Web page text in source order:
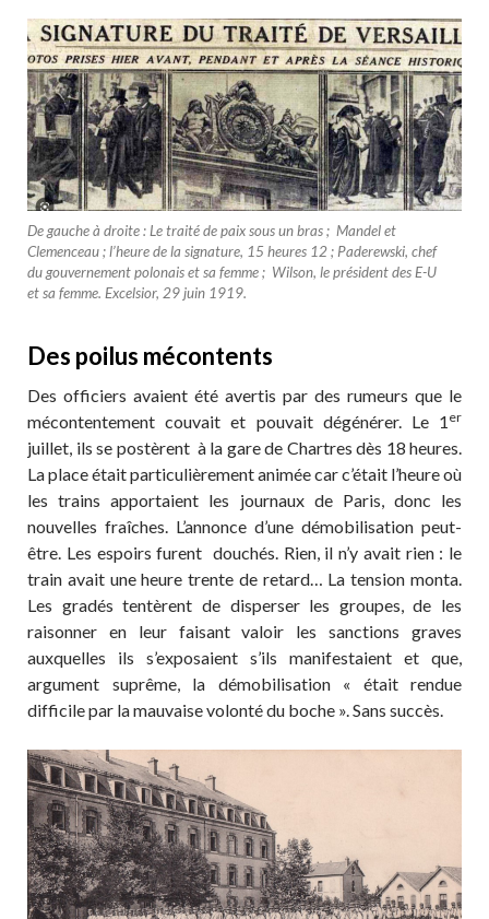
De gauche à droite : Le traité de paix sous un bras ; Mandel et
Clemenceau ; l’heure de la signature, 15 heures 12 ; Paderewski, chef
du gouvernement polonais et sa femme ; Wilson, le président des E-U
et sa femme. Excelsior, 29 juin 1919.
Des poilus mécontents
Des officiers avaient été avertis par des rumeurs que le
mécontentement couvait et pouvait dégénérer. Le 1 er
juillet, ils se postèrent à la gare de Chartres dès 18 heures.
La place était particulièrement animée car c’était l’heure où
les trains apportaient les journaux de Paris, donc les
nouvelles fraîches. L’annonce d’une démobilisation peut-
être. Les espoirs furent douchés. Rien, il n’y avait rien : le
train avait une heure trente de retard… La tension monta.
Les gradés tentèrent de disperser les groupes, de les
raisonner en leur faisant valoir les sanctions graves
auxquelles ils s’exposaient s’ils manifestaient et que,
argument suprême, la démobilisation « était rendue
difficile par la mauvaise volonté du boche ». Sans succès.